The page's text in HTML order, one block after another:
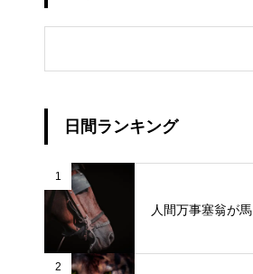
日間ランキング
1
人間万事塞翁が馬
2